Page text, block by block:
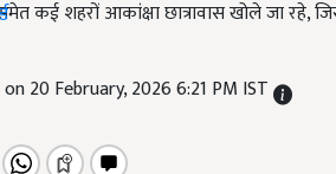
कई शहरों आकांक्षा छात्रावास खोले जा
20 February, 2026 6:21 PM IST